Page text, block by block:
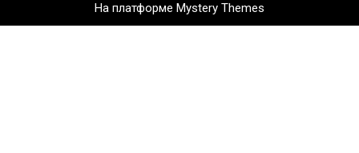
На платформе Mystery Themes